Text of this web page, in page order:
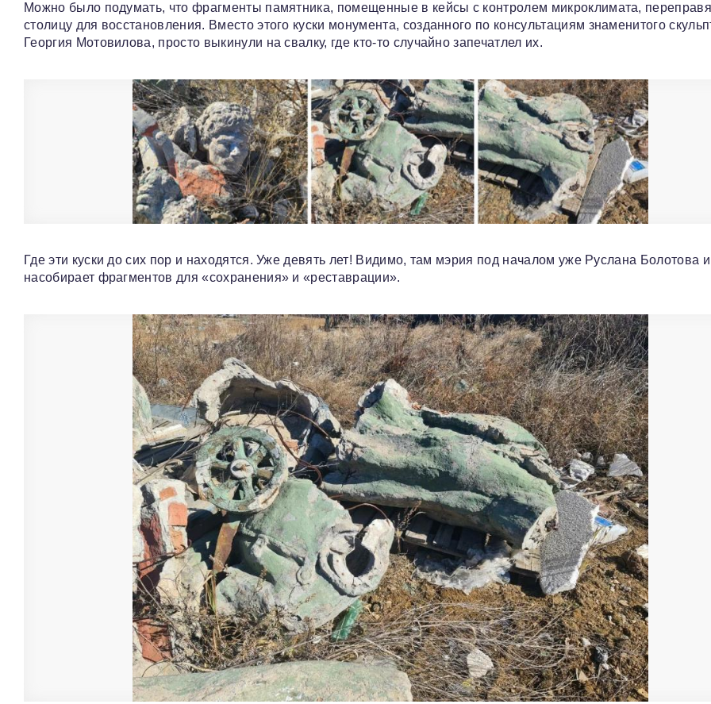
Можно было подумать, что фрагменты памятника, помещенные в кейсы с контролем микроклимата,
столицу для восстановления. Вместо этого куски монумента, созданного по консультациям знаменитого
Георгия Мотовилова, просто выкинули на свалку, где кто-то случайно запечатлел их.
Где эти куски до сих пор и находятся. Уже девять лет! Видимо, там мэрия под началом уже Руслана Болотова и
насобирает фрагментов для «сохранения» и «реставрации».